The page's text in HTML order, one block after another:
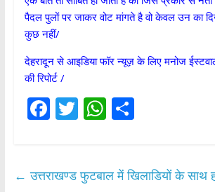
पैदल पुलों पर जाकर वोट मांगते है वो केवल उन का
कुछ नहीं/
देहरादून से आइडिया फॉर न्यूज़ के लिए मनोज
की रिपोर्ट /
F
b
T
er
W
s
S
e
← उत्तराखण्ड फुटबाल में खिलाडियों के साथ